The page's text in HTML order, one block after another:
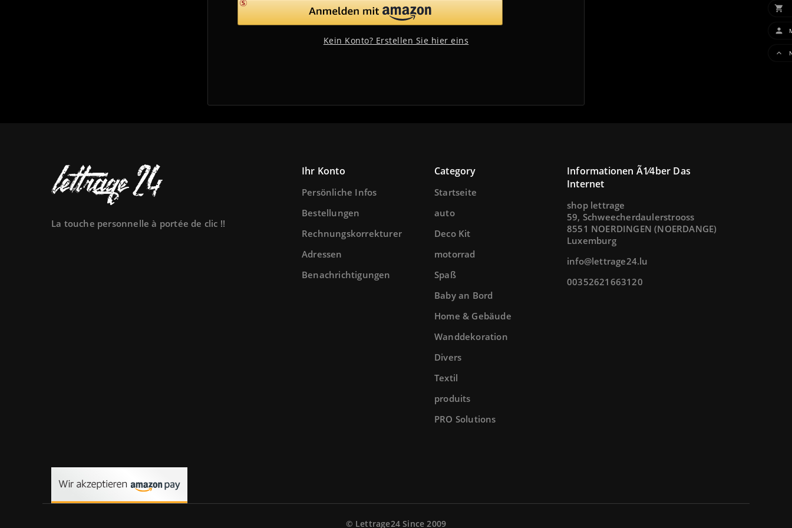
Kein Konto? Erstellen Sie hier eins
La touche personnelle à portée de clic !!
Ihr Konto
Persönliche Infos
Bestellungen
Rechnungskorrekturen
Adressen
Benachrichtigungen
Category
Startseite
auto
Deco Kit
motorrad
Spaß
Baby an Bord
Home & Gebäude
Wanddekoration
Divers
Textil
produits
PRO Solutions
Informationen Ã1⁄4ber Das
Internet
shop lettrage
59, Schweecherdaulerstrooss
8551 NOERDINGEN (NOERDANGE)
Luxemburg
info@lettrage24.lu
00352621663120



© Lettrage24 Since 2009